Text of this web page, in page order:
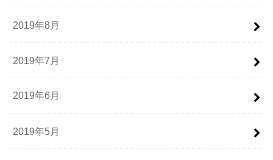
2019年8月
2019年7月
2019年6月
2019年5月